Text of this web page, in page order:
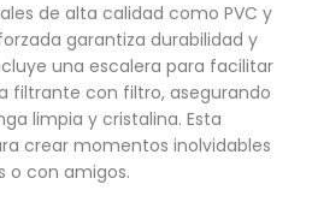
de alta calidad como PVC y
garantiza durabilidad y
una escalera para facilitar
filtrante con filtro, asegurando
limpia y cristalina. Esta
crear momentos inolvidables
o con amigos.